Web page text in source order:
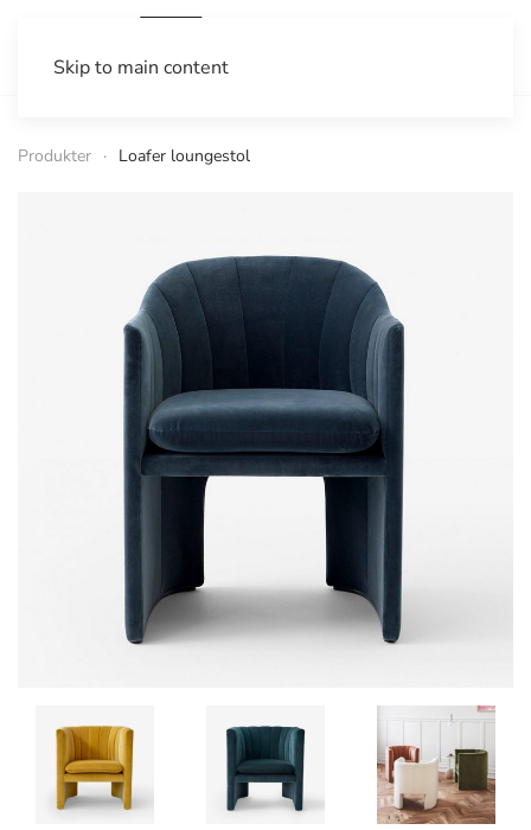
Skip to main content
Produkter Loafer loungestol